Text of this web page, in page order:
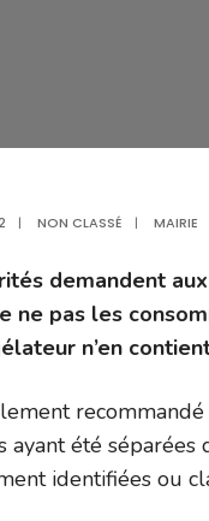
| NON CLASSÉ | MAIRIE
demandent
ne pas les
n’en
ayant été
identifiées ou